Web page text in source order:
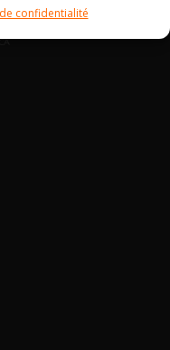
confidentialité